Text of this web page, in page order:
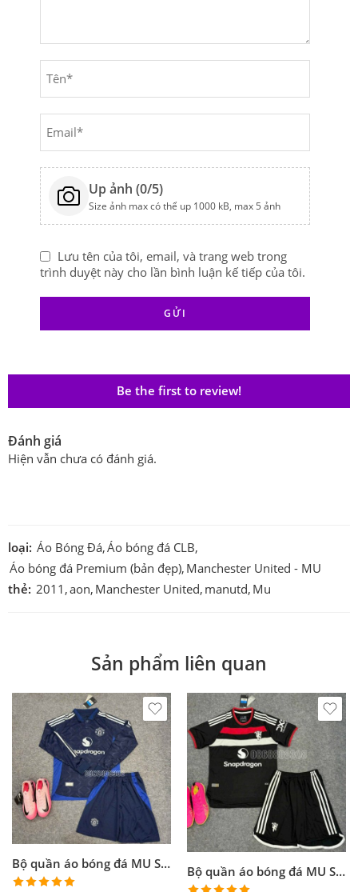
Up ảnh (0/5)
Size ảnh max có thể up 1000 kB, max 5 ảnh
Lưu tên của tôi, email, và trang web trong
trình duyệt này cho lần bình luận kế tiếp của tôi.
Be the first to review!
Đánh giá
Hiện vẫn chưa có đánh giá.
loại: Áo Bóng Đá,Áo bóng đá CLB,
Áo bóng đá Premium (bản đẹp), Manchester United - MU
thẻ: 2011 ,aon, Manchester United, manutd, Mu
Sản phẩm liên quan
Bộ quần áo bóng đá MU Snapdragon 24/25 tay dài màu xanh năm 2024 2025 vải thai
Bộ quần áo bóng đá MU Snapdragon màu đen mùa 24/25 năm 2024 2025 vải fex thái